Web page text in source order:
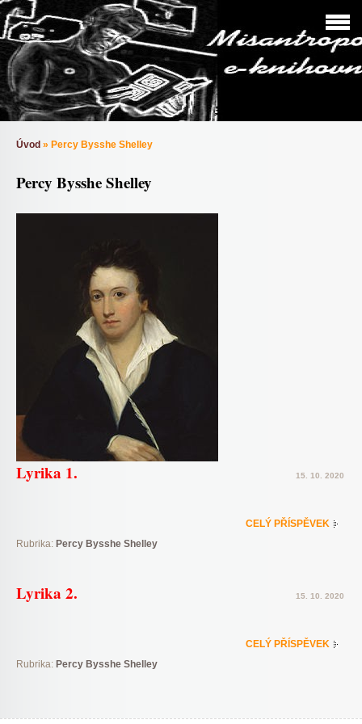
Úvod » Percy Bysshe Shelley
Percy Bysshe Shelley
Lyrika 1. 15. 10. 2020
CELÝ PŘÍSPĚVEK
Rubrika: Percy Bysshe Shelley
Lyrika 2. 15. 10. 2020
CELÝ PŘÍSPĚVEK
Rubrika: Percy Bysshe Shelley